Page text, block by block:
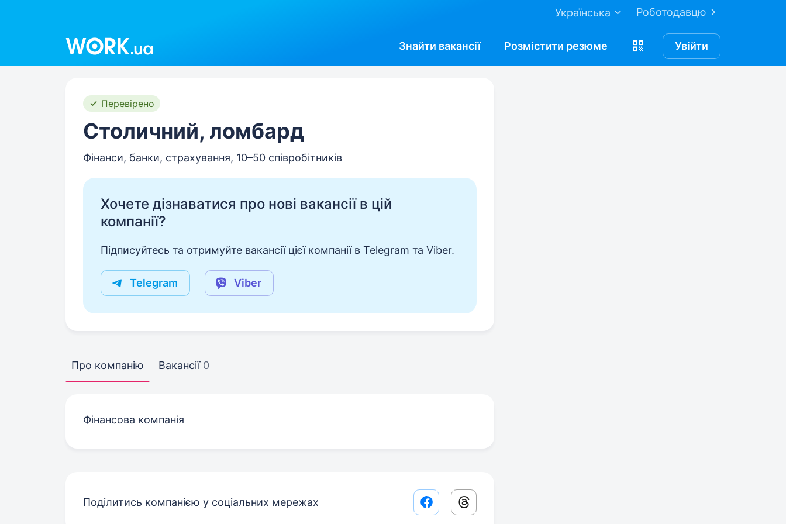
Роботодавцю
Українська
Знайти вакансії Розмістити резюме Увійти
Перевірено
Столичний, ломбард
Фінанси, банки, страхування, 10–50 співробітників
Хочете дізнаватися про нові вакансії в цій
компанії?
Підписуйтесь та отримуйте вакансії цієї компанії в Telegram та Viber.
Telegram Viber
Про компанію Вакансії 0
Фінансова компанія
Поділитись компанією у соціальних мережах Facebook share link
Threads share link